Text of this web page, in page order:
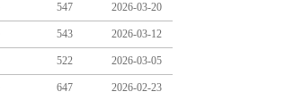
547 2026-03-20
543 2026-03-12
522 2026-03-05
647 2026-02-23